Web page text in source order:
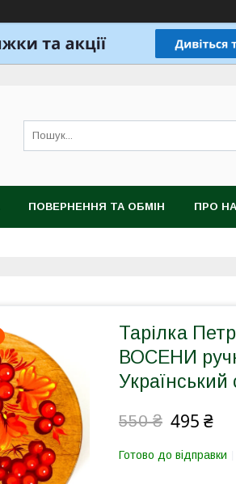
ПОВЕРНЕННЯ ТА ОБМІН ПРО
Тарілка
ВОСЕНИ
Український
550 ₴ 495 ₴
Готово до відправки